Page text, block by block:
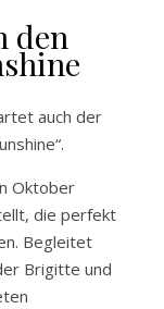
den
auch der
Oktober
die perfekt
Begleitet
Brigitte und